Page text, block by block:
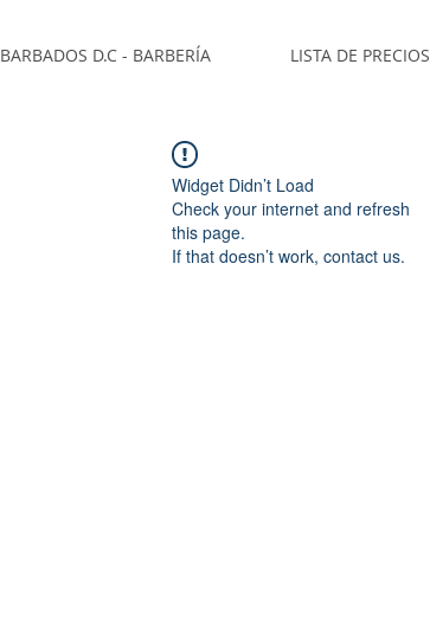
BARBADOS D.C - BARBERÍA LISTA DE PRECIOS
Widget Didn’t Load
Check your internet and refresh
this page.
If that doesn’t work, contact us.